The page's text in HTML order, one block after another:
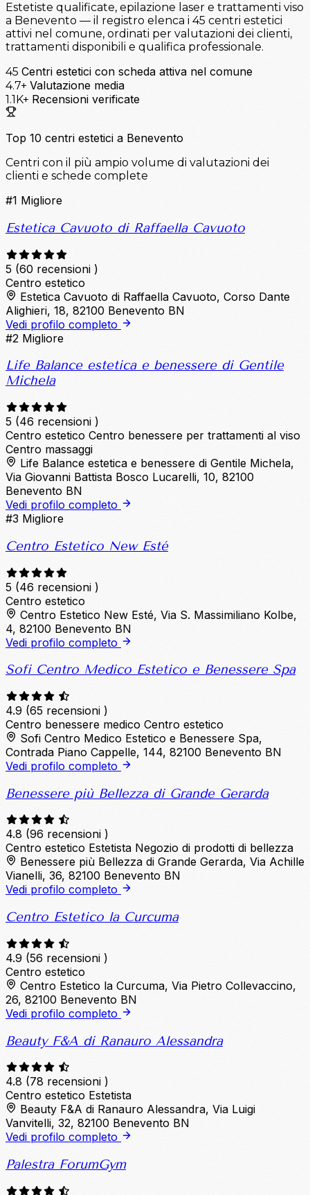
Estetiste qualificate, epilazione laser e trattamenti viso
a Benevento — il registro elenca i 45 centri estetici
attivi nel comune, ordinati per valutazioni dei clienti,
trattamenti disponibili e qualifica professionale.
45 Centri estetici con scheda attiva nel comune
4.7+ Valutazione media
1.1K+ Recensioni verificate
Top 10 centri estetici a Benevento
Centri con il più ampio volume di valutazioni dei
clienti e schede complete
#1 Migliore
Estetica Cavuoto di Raffaella Cavuoto
5 (60 recensioni )
Centro estetico
Estetica Cavuoto di Raffaella Cavuoto, Corso Dante
Alighieri, 18, 82100 Benevento BN
Vedi profilo completo
#2 Migliore
Life Balance estetica e benessere di Gentile
Michela
5 (46 recensioni )
Centro estetico Centro benessere per trattamenti al viso
Centro massaggi
Life Balance estetica e benessere di Gentile Michela,
Via Giovanni Battista Bosco Lucarelli, 10, 82100
Benevento BN
Vedi profilo completo
#3 Migliore
Centro Estetico New Esté
5 (46 recensioni )
Centro estetico
Centro Estetico New Esté, Via S. Massimiliano Kolbe,
4, 82100 Benevento BN
Vedi profilo completo
Sofi Centro Medico Estetico e Benessere Spa
4.9 (65 recensioni )
Centro benessere medico Centro estetico
Sofi Centro Medico Estetico e Benessere Spa,
Contrada Piano Cappelle, 144, 82100 Benevento BN
Vedi profilo completo
Benessere più Bellezza di Grande Gerarda
4.8 (96 recensioni )
Centro estetico Estetista Negozio di prodotti di bellezza
Benessere più Bellezza di Grande Gerarda, Via Achille
Vianelli, 36, 82100 Benevento BN
Vedi profilo completo
Centro Estetico la Curcuma
4.9 (56 recensioni )
Centro estetico
Centro Estetico la Curcuma, Via Pietro Collevaccino,
26, 82100 Benevento BN
Vedi profilo completo
Beauty F&A di Ranauro Alessandra
4.8 (78 recensioni )
Centro estetico Estetista
Beauty F&A di Ranauro Alessandra, Via Luigi
Vanvitelli, 32, 82100 Benevento BN
Vedi profilo completo
Palestra ForumGym